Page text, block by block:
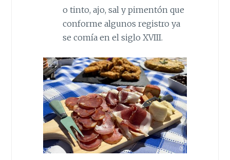
o tinto, ajo, sal y pimentón que
conforme algunos registro ya
se comía en el siglo XVIII.